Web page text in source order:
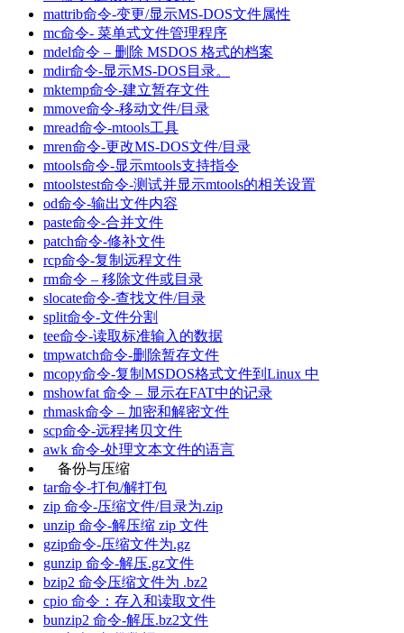
mattrib命令-变更/显示MS-DOS文件属性
mc命令- 菜单式文件管理程序
mdel命令 – 删除 MSDOS 格式的档案
mdir命令-显示MS-DOS目录。
mktemp命令-建立暂存文件
mmove命令-移动文件/目录
mread命令-mtools工具
mren命令-更改MS-DOS文件/目录
mtools命令-显示mtools支持指令
mtoolstest命令-测试并显示mtools的相关设置
od命令-输出文件内容
paste命令-合并文件
patch命令-修补文件
rcp命令-复制远程文件
rm命令 – 移除文件或目录
slocate命令-查找文件/目录
split命令-文件分割
tee命令-读取标准输入的数据
tmpwatch命令-删除暂存文件
mcopy命令-复制MSDOS格式文件到Linux 中
mshowfat 命令 – 显示在FAT中的记录
rhmask命令 – 加密和解密文件
scp命令-远程拷贝文件
awk 命令-处理文本文件的语言
备份与压缩
tar命令-打包/解打包
zip 命令-压缩文件/目录为.zip
unzip 命令-解压缩 zip 文件
gzip命令-压缩文件为.gz
gunzip 命令-解压.gz文件
bzip2 命令压缩文件为 .bz2
cpio 命令：存入和读取文件
bunzip2 命令-解压.bz2文件